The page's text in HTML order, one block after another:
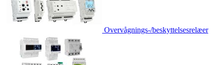
Overvågnings-/beskyttelsesrelæer